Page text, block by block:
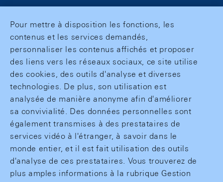
Pour mettre à disposition les fonctions, les
contenus et les services demandés,
personnaliser les contenus affichés et proposer
des liens vers les réseaux sociaux, ce site utilise
des cookies, des outils d'analyse et diverses
technologies. De plus, son utilisation est
analysée de manière anonyme afin d'améliorer
sa convivialité. Des données personnelles sont
également transmises à des prestataires de
services vidéo à l'étranger, à savoir dans le
monde entier, et il est fait utilisation des outils
d'analyse de ces prestataires. Vous trouverez de
plus amples informations à la rubrique Gestion